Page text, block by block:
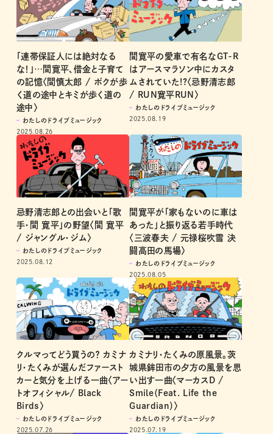
「連帯保証人には絶対なる
な！」…間寛平、借金と子育て
の記憶〈間慎太郎 / ボクが歩
く道の途中とキミが歩く道の
途中〉
わたしのドライブミュージック
2025.08.26
間寛平の愛車で有名なGT-R
はアースマラソン中にカスタ
ムされていた!?〈忌野清志郎
/ RUN寛平RUN〉
わたしのドライブミュージック
2025.08.19
忌野清志郎との出会いと「歌
手・間 寛平」の野望〈間 寛平
/ ジャングル・ジム〉
わたしのドライブミュージック
2025.08.12
間寛平が「家もないのに車は
あった」と振り返る若手時代
〈三波春夫 / 元禄桜吹雪 決
闘高田の馬場〉
わたしのドライブミュージック
2025.08.05
クルマってどう買うの？ カミナ
リ・たくみが選んだファースト
カーと気分を上げる一曲〈アー
トオフィシャル/ Black
Birds〉
わたしのドライブミュージック
2025.07.26
カミナリ・たくみの原風景。茨
城県鉾田市の夕方の風景を思
い出す一曲〈マーカスD /
Smile（Feat. Life the
Guardian）〉
わたしのドライブミュージック
2025.07.19